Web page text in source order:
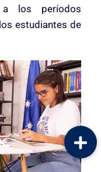
los períodos
estudiantes de